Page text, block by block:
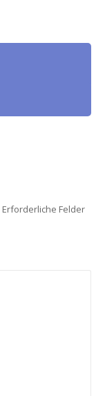
Erforderliche Felder